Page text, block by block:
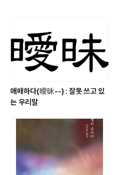
애매하다(曖昧--) : 잘못 쓰고 있
는 우리말